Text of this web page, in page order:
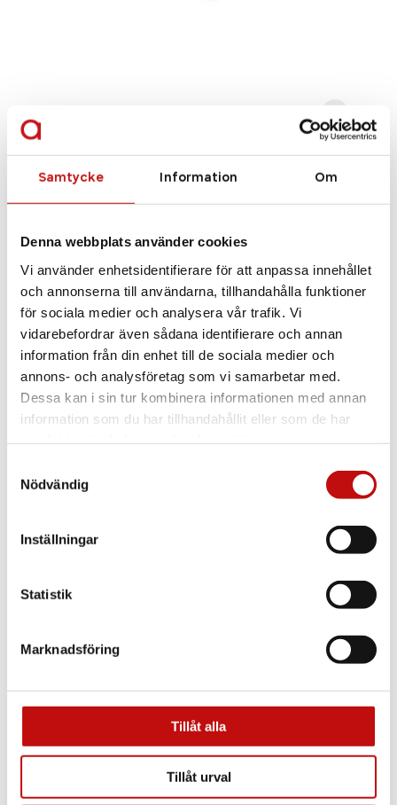
Samtycke Information Om
Denna webbplats använder cookies
Vi använder enhetsidentifierare för att anpassa innehållet
och annonserna till användarna, tillhandahålla funktioner
för sociala medier och analysera vår trafik. Vi
vidarebefordrar även sådana identifierare och annan
information från din enhet till de sociala medier och
annons- och analysföretag som vi samarbetar med.
Dessa kan i sin tur kombinera informationen med annan
information som du har tillhandahållit eller som de har
Nödvändig
Inställningar
Statistik
Marknadsföring
Tillåt alla
Tillåt urval